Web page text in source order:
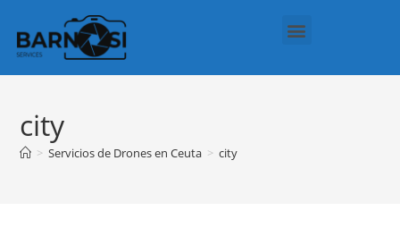
city
> Servicios de Drones en Ceuta > city